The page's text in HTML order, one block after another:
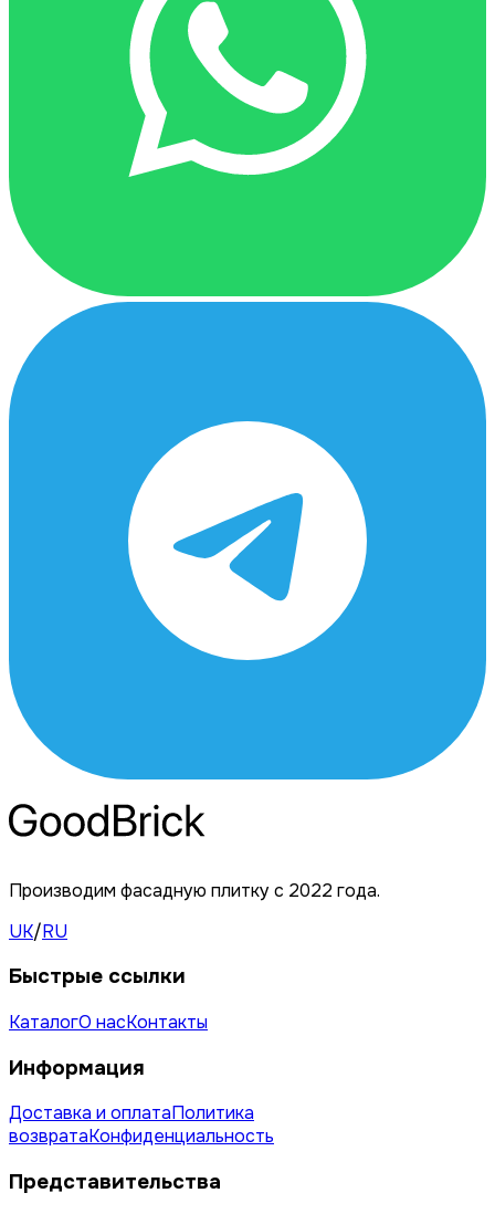
Производим фасадную плитку с 2022 года.
UK/RU
Быстрые ссылки
КаталогО насКонтакты
Информация
Доставка и оплатаПолитика
возвратаКонфиденциальность
Представительства